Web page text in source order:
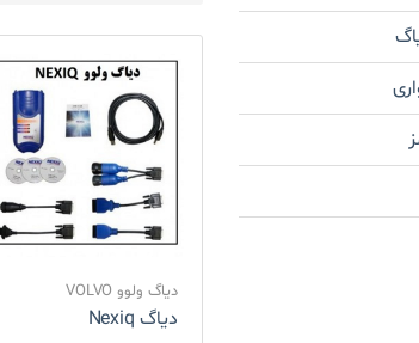
دیاگ ولوو VOLVO
دیاگ Nexiq